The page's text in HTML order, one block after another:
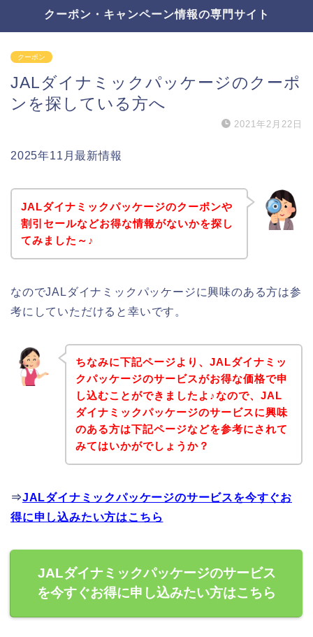
クーポン・キャンペーン情報の専門サイト
クーポン
JALダイナミックパッケージのクーポ
ンを探している方へ
2021年2月22日
2025年11月最新情報
JALダイナミックパッケージのクーポンや
割引セールなどお得な情報がないかを探し
てみました～♪
なのでJALダイナミックパッケージに興味のある方は参
考にしていただけると幸いです。
ちなみに下記ページより、JALダイナミッ
クパッケージのサービスがお得な価格で申
し込むことができましたよ♪なので、JAL
ダイナミックパッケージのサービスに興味
のある方は下記ページなどを参考にされて
みてはいかがでしょうか？
⇒JALダイナミックパッケージのサービスを今すぐお
得に申し込みたい方はこちら
JALダイナミックパッケージのサービス
を今すぐお得に申し込みたい方はこちら